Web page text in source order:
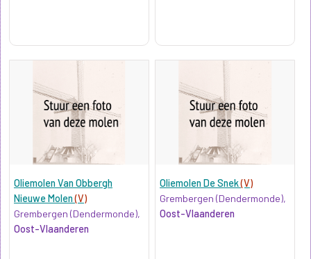
Oliemolen Van Obbergh
Nieuwe Molen(V)
Grembergen (Dendermonde),
Oost-Vlaanderen
Oliemolen De Snek(V)
Grembergen (Dendermonde),
Oost-Vlaanderen